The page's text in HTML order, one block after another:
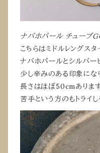
ナバホパール チューブ
こちらはミドルレングスタ
ナバホパールとシルバー
少し辛みのある印象にな
長さはほぼ50cmありま
苦手という方のもトライ